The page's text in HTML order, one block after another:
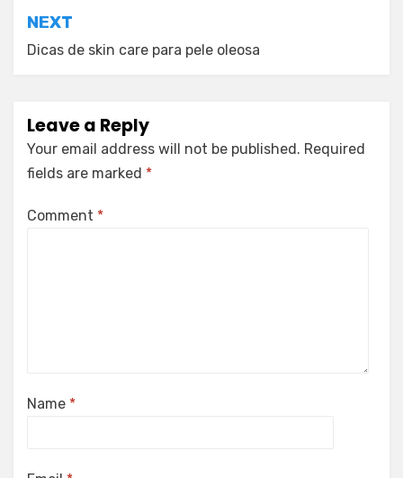
NEXT
Dicas de skin care para pele oleosa
Leave a Reply
Your email address will not be published. Required
fields are marked *
Comment *
Name *